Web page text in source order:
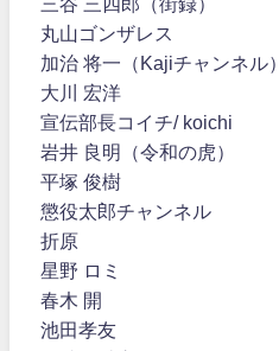
丸山ゴンザレス
加治 将一（Kajiチャンネル）
大川 宏洋
宣伝部長コイチ/ koichi
岩井 良明（令和の虎）
平塚 俊樹
懲役太郎チャンネル
折原
星野 ロミ
春木 開
池田孝友